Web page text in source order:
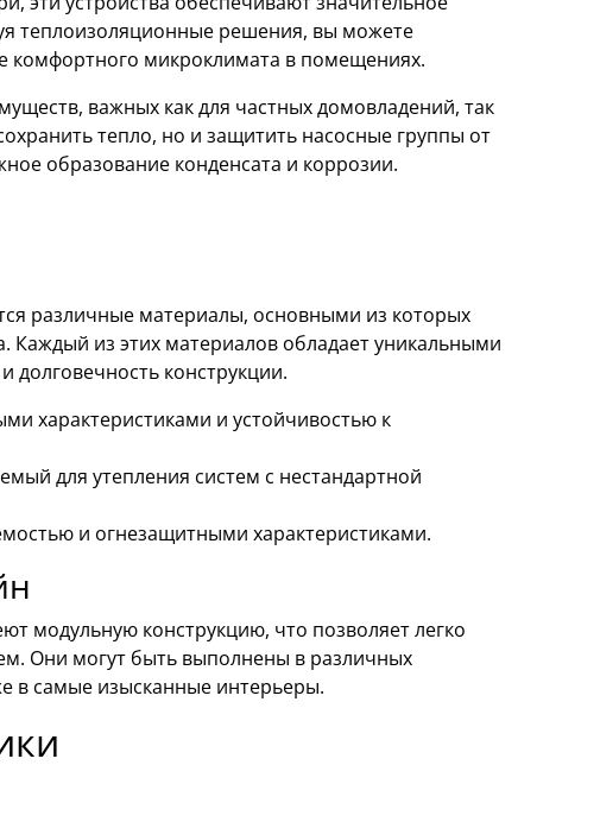
теплоизоляционные решения, вы можете
комфортного микроклимата в помещениях.
важных как для частных домовладений, так
тепло, но и защитить насосные группы от
образование конденсата и коррозии.
различные материалы, основными из которых
Каждый из этих материалов обладает уникальными
конструкции.
характеристиками и устойчивостью к
для утепления систем с нестандартной
и огнезащитными характеристиками.
модульную конструкцию, что позволяет легко
Они могут быть выполнены в различных
в самые изысканные интерьеры.